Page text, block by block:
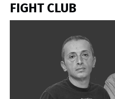
FIGHT CLUB